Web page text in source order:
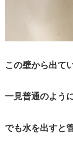
この壁から出て
一見普通のよう
でも水を出すと